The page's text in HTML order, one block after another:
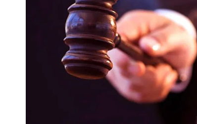
ПОЛІЦІЯ ПОЛТАВЩИНИ РОЗШУКУЄ 62-
ЛЮДМИЛУ ТИМЧЕНКО
26 листопада 2025 0